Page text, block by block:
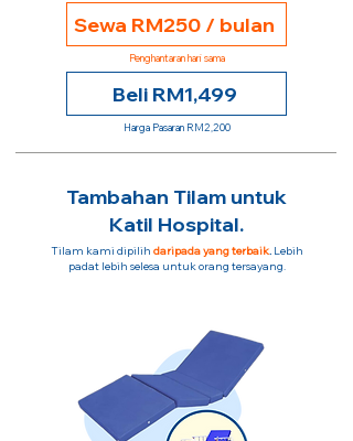
Sewa RM250 / bulan
Penghantaran hari sama
Beli RM1,499
Harga Pasaran RM2,200
Tambahan Tilam untuk
Katil Hospital.
Tilam kami dipilih daripada yang terbaik.Lebih
padat lebih selesa untuk orang tersayang.